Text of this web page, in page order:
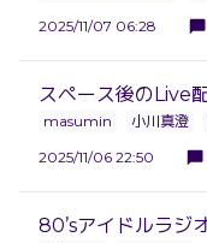
2025/11/07 06:28
スペース後のLive
masumin 小川真澄
2025/11/06 22:50
80’sアイドルラジ